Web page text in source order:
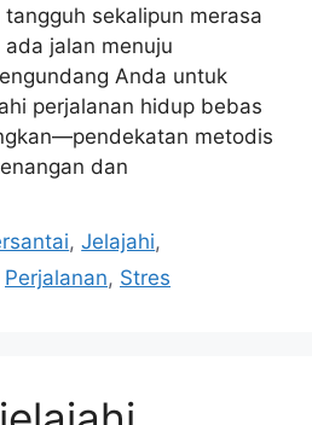
sekalipun merasa
jalan menuju
Anda untuk
perjalanan hidup bebas
metodis
dan
,Jelajahi,
Perjalanan, Stres